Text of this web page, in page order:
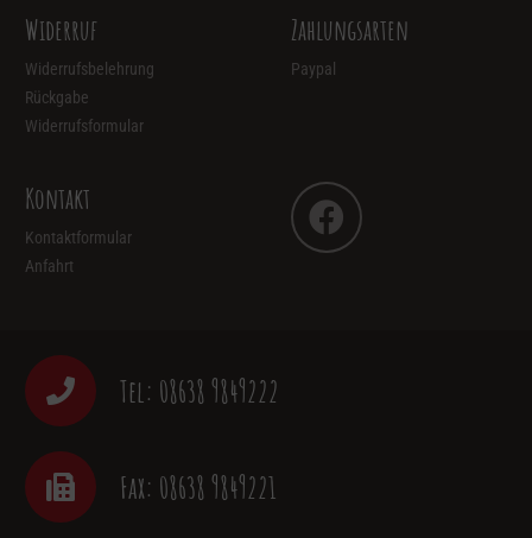
Widerruf
Widerrufsbelehrung
Rückgabe
Widerrufsformular
Zahlungsarten
Paypal
Kontakt
Kontaktformular
Anfahrt
Tel: 08638 9849222
Fax: 08638 9849221